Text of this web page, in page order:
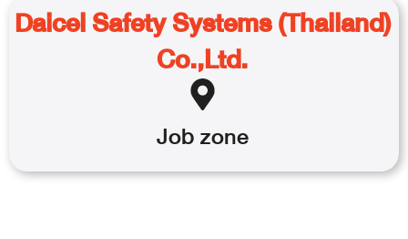
Daicel Safety Systems (Thailand)
Co.,Ltd.
Jobzone